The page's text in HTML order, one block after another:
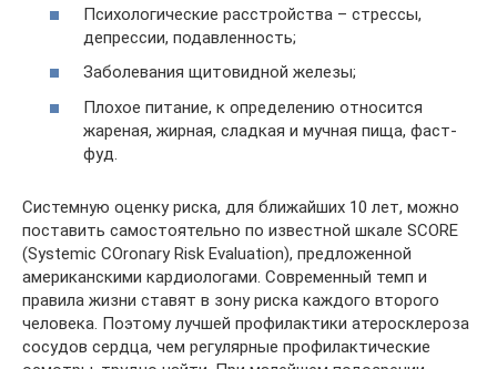
Психологические расстройства – стрессы,
депрессии, подавленность;
Заболевания щитовидной железы;
Плохое питание, к определению относится
жареная, жирная, сладкая и мучная пища, фаст-
фуд.
Системную оценку риска, для ближайших 10 лет, можно
поставить самостоятельно по известной шкале SCORE
(Systemic COronary Risk Evaluation), предложенной
американскими кардиологами. Современный темп и
правила жизни ставят в зону риска каждого второго
человека. Поэтому лучшей профилактики атеросклероза
сосудов сердца, чем регулярные профилактические